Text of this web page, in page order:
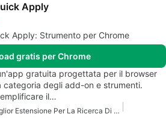
Apply
Apply: Strumento per Chrome
gratis per Chrome
gratuita progettata per il browser
categoria degli add-on e strumenti.
il…
Miglior Estensione Per La Ricerca Di Lavoro Per Chrome